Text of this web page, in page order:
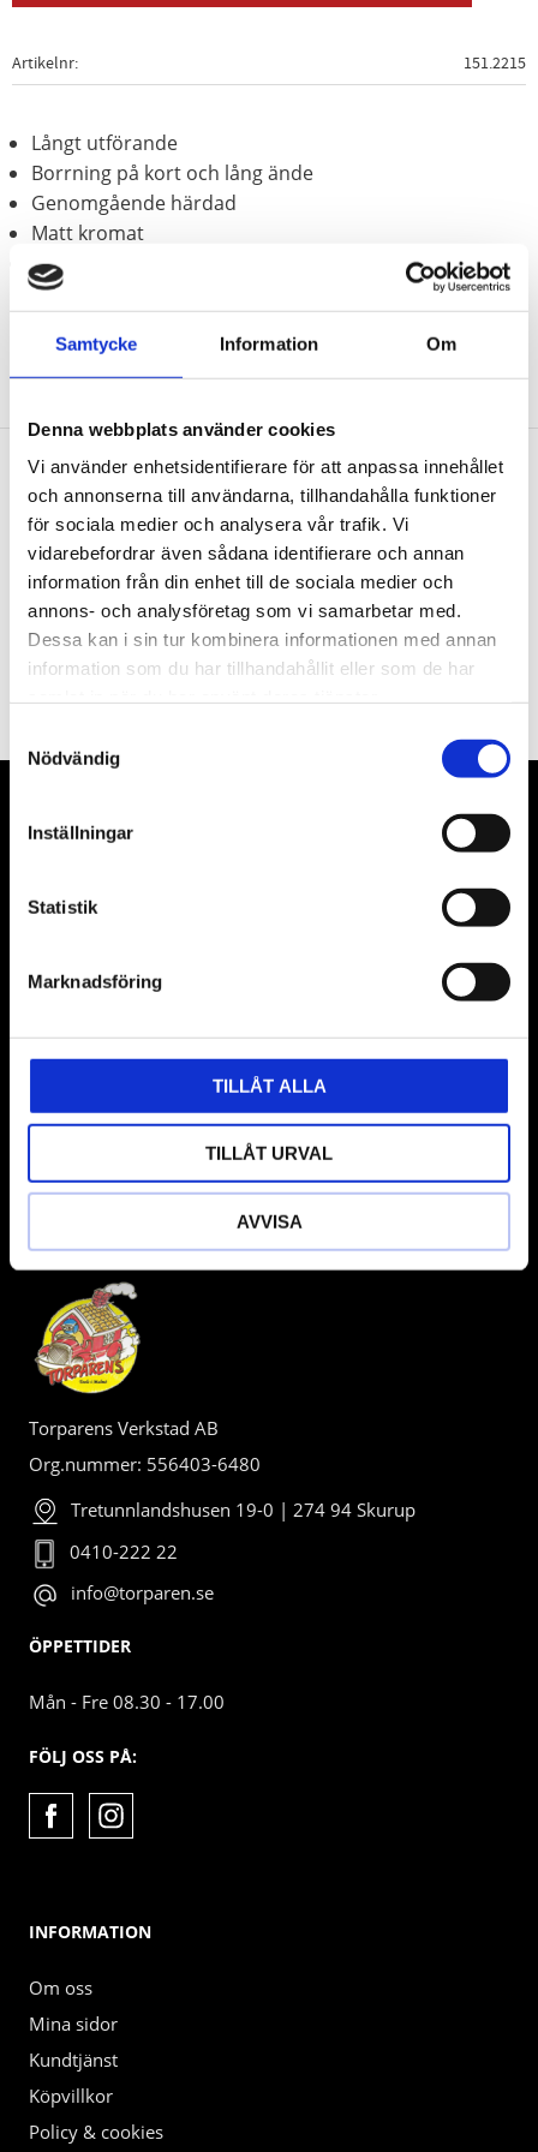
Samtycke Information Om
Denna webbplats använder cookies
Vi använder enhetsidentifierare för att anpassa innehållet
och annonserna till användarna, tillhandahålla funktioner
för sociala medier och analysera vår trafik. Vi
vidarebefordrar även sådana identifierare och annan
information från din enhet till de sociala medier och
annons- och analysföretag som vi samarbetar med.
Dessa kan i sin tur kombinera informationen med annan
information som du har tillhandahållit eller som de har
Nödvändig
Inställningar
Statistik
Marknadsföring
TILLÅT ALLA
TILLÅT URVAL
AVVISA
Artikelnr 151.2215
Långt utförande
Borrning på kort och lång ände
Genomgående härdad
Matt kromat
Speciellt-verktygsstål
Nyhetsbrev
PRENUMERERA
& däckmaskiner och Master luftmaskiner. Kontakta oss
kunden.
Torparens Verkstad AB
Org.nummer: 556403-6480
Tretunnlandshusen 19-0 | 274 94 Skurup
0410-222 22
info@torparen.se
ÖPPETTIDER
Mån - Fre 08.30 - 17.00
FÖLJ OSS PÅ:
INFORMATION
Om oss
Mina sidor
Kundtjänst
Köpvillkor
Policy & cookies